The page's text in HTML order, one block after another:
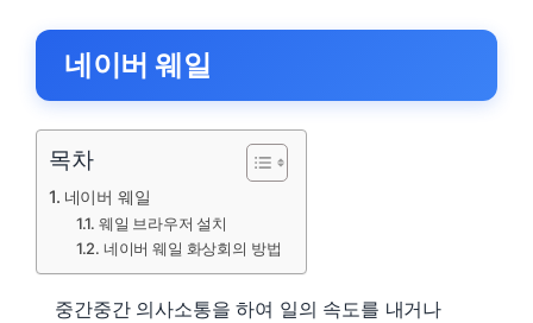
네이버 웨일
목차
네이버 웨일
웨일 브라우저 설치
네이버 웨일 화상회의 방법
중간중간 의사소통을 하여 일의 속도를 내거나